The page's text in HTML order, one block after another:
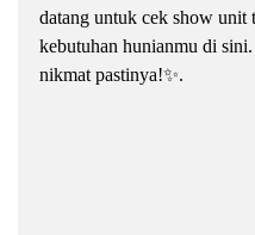
datang untuk cek show unit
kebutuhan hunianmu di
nikmat pastinya!✨.